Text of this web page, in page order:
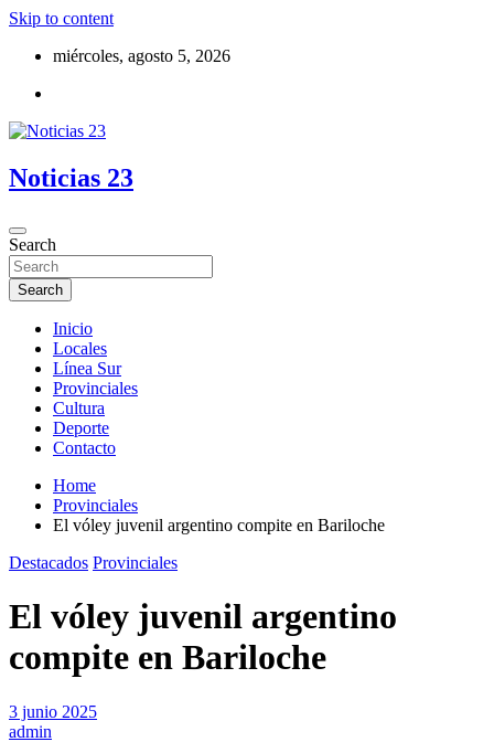
Skip to content
miércoles, agosto 5, 2026
Noticias 23
Search
Search
Inicio
Locales
Línea Sur
Provinciales
Cultura
Deporte
Contacto
Home
Provinciales
El vóley juvenil argentino compite en Bariloche
Destacados Provinciales
El vóley juvenil argentino
compite en Bariloche
3 junio 2025
admin